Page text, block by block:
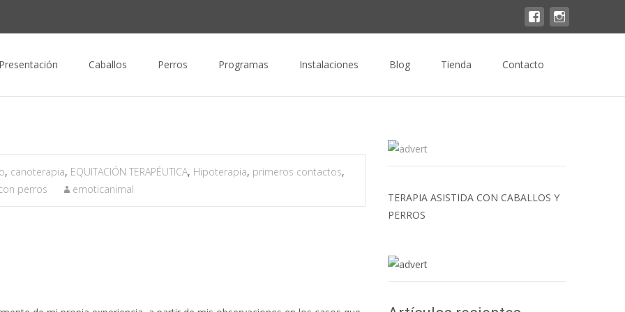
Presentación Caballos Perros Programas Instalaciones Blog Tienda Contacto
, canoterapia, EQUITACIÓN TERAPÉUTICA, Hipoterapia, primeros contactos,
perros emoticanimal
TERAPIA ASISTIDA CON CABALLOS Y
PERROS